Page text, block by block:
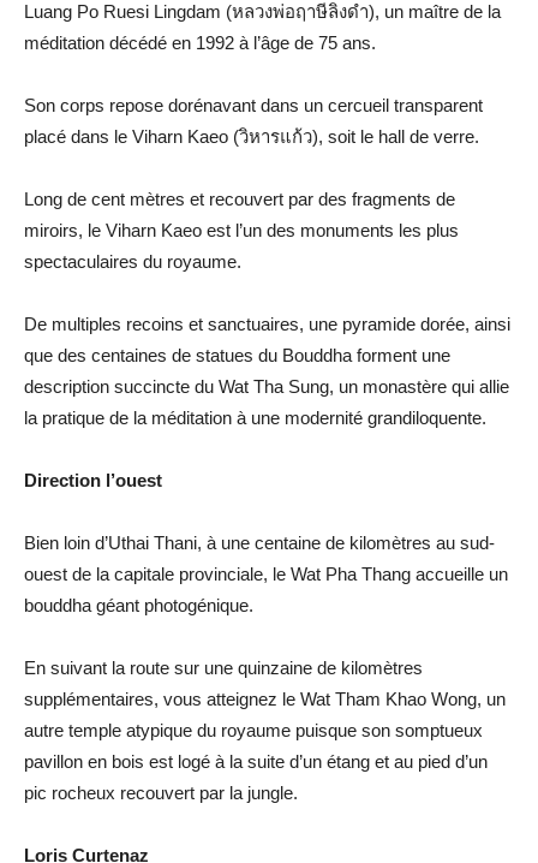
Luang Po Ruesi Lingdam (หลวงพ่อฤาษีลิงดำ), un maître de la
méditation décédé en 1992 à l’âge de 75 ans.
Son corps repose dorénavant dans un cercueil transparent
placé dans le Viharn Kaeo (วิหารแก้ว), soit le hall de verre.
Long de cent mètres et recouvert par des fragments de
miroirs, le Viharn Kaeo est l’un des monuments les plus
spectaculaires du royaume.
De multiples recoins et sanctuaires, une pyramide dorée, ainsi
que des centaines de statues du Bouddha forment une
description succincte du Wat Tha Sung, un monastère qui allie
la pratique de la méditation à une modernité grandiloquente.
Direction l’ouest
Bien loin d’Uthai Thani, à une centaine de kilomètres au sud-
ouest de la capitale provinciale, le Wat Pha Thang accueille un
bouddha géant photogénique.
En suivant la route sur une quinzaine de kilomètres
supplémentaires, vous atteignez le Wat Tham Khao Wong, un
autre temple atypique du royaume puisque son somptueux
pavillon en bois est logé à la suite d’un étang et au pied d’un
pic rocheux recouvert par la jungle.
Loris Curtenaz